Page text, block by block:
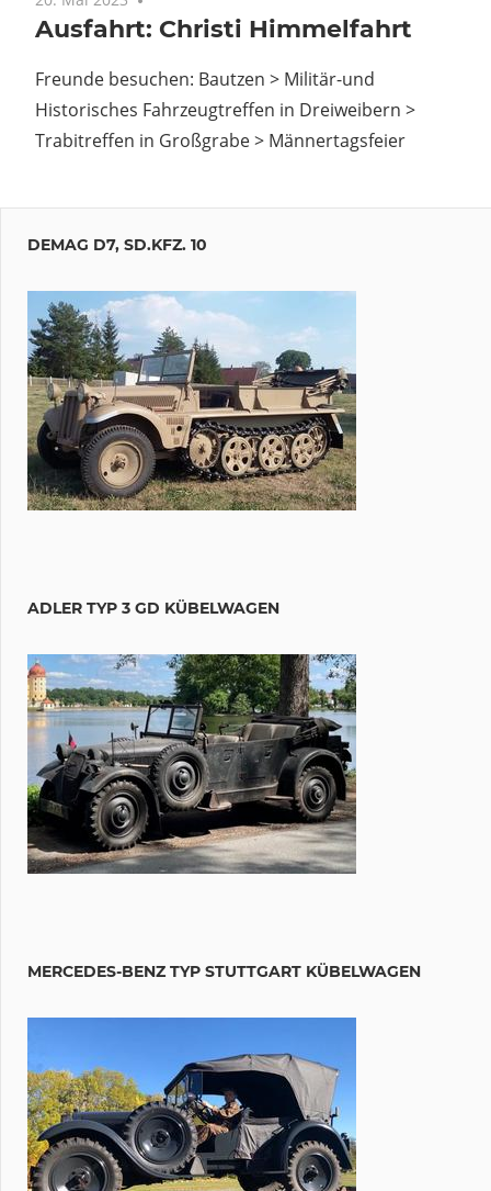
Ausfahrt: Christi Himmelfahrt
Freunde besuchen: Bautzen > Militär-und
Historisches Fahrzeugtreffen in Dreiweibern >
Trabitreffen in Großgrabe > Männertagsfeier
DEMAG D7, SD.KFZ. 10
ADLER TYP 3 GD KÜBELWAGEN
MERCEDES-BENZ TYP STUTTGART KÜBELWAGEN